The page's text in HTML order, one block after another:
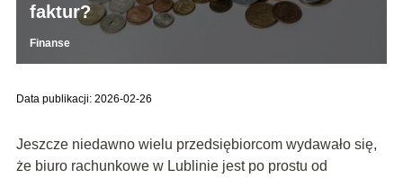
faktur?
Finanse
Data publikacji: 2026-02-26
Jeszcze niedawno wielu przedsiębiorcom wydawało się,
że biuro rachunkowe w Lublinie jest po prostu od